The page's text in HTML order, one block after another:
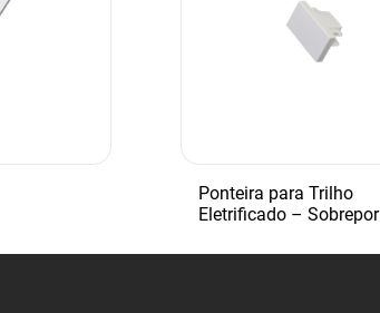
Ponteira para Trilho
Eletrificado – Sobrepor